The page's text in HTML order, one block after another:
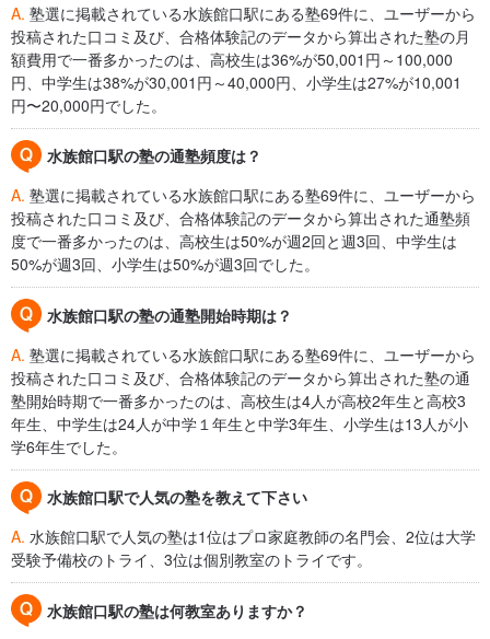
A. 塾選に掲載されている水族館口駅にある塾69件に、ユーザーから
投稿された口コミ及び、合格体験記のデータから算出された塾の月
額費用で一番多かったのは、高校生は36%が50,001円～100,000
円、中学生は38%が30,001円～40,000円、小学生は27%が10,001
円〜20,000円でした。
水族館口駅の塾の通塾頻度は？
A. 塾選に掲載されている水族館口駅にある塾69件に、ユーザーから
投稿された口コミ及び、合格体験記のデータから算出された通塾頻
度で一番多かったのは、高校生は50%が週2回と週3回、中学生は
50%が週3回、小学生は50%が週3回でした。
水族館口駅の塾の通塾開始時期は？
A. 塾選に掲載されている水族館口駅にある塾69件に、ユーザーから
投稿された口コミ及び、合格体験記のデータから算出された塾の通
塾開始時期で一番多かったのは、高校生は4人が高校2年生と高校3
年生、中学生は24人が中学１年生と中学3年生、小学生は13人が小
学6年生でした。
水族館口駅で人気の塾を教えて下さい
A. 水族館口駅で人気の塾は1位はプロ家庭教師の名門会、2位は大学
受験予備校のトライ、3位は個別教室のトライです。
水族館口駅の塾は何教室ありますか？